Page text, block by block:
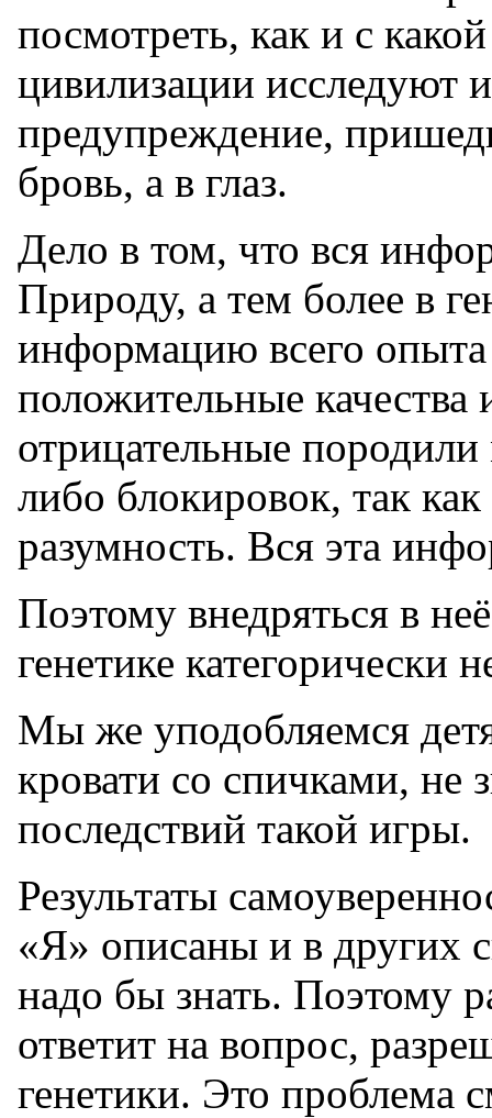
посмотреть, как и с
цивилизации исследуют
предупреждение,
бровь, а в глаз.
Дело в том, что вся
Природу, а тем более в
информацию всего опыта
положительные качества
отрицательные
либо блокировок, так
разумность. Вся эта
Поэтому внедряться в
генетике категорически
Мы же уподобляемся
кровати со спичками,
последствий такой игры.
Результаты
«Я» описаны и в других
надо бы знать. Поэтому
ответит на вопрос,
генетики. Это проблема